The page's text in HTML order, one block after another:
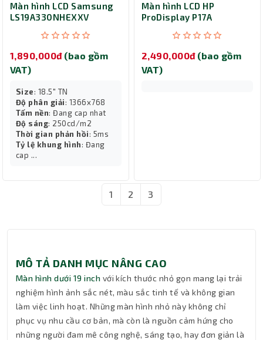
Màn hình LCD Samsung
LS19A330NHEXXV
1,890,000đ (bao gồm
VAT)
Size: 18.5" TN
Độ phân giải: 1366x768
Tấm nền: Đang cap nhat
Độ sáng: 250cd/m2
Thời gian phản hồi: 5ms
Tỷ lệ khung hình: Đang
cap ...
Màn hình LCD HP
ProDisplay P17A
2,490,000đ (bao gồm
VAT)
1 2 3
MÔ TẢ DANH MỤC NÂNG CAO
Màn hình dưới 19 inch với kích thước nhỏ gọn mang lại trải
nghiệm hình ảnh sắc nét, màu sắc tinh tế và không gian
làm việc linh hoạt. Những màn hình nhỏ này không chỉ
phục vụ nhu cầu cơ bản, mà còn là nguồn cảm hứng cho
những người đam mê công nghệ, sáng tạo, hay đơn giản là